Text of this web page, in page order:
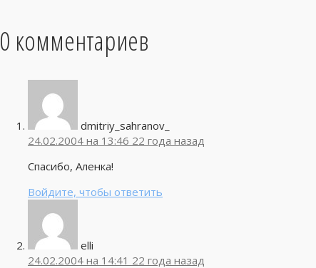
0 комментариев
dmitriy_sahranov_
24.02.2004 на 13:46 22 года назад
Спасибо, Аленка!
Войдите, чтобы ответить
elli
24.02.2004 на 14:41 22 года назад